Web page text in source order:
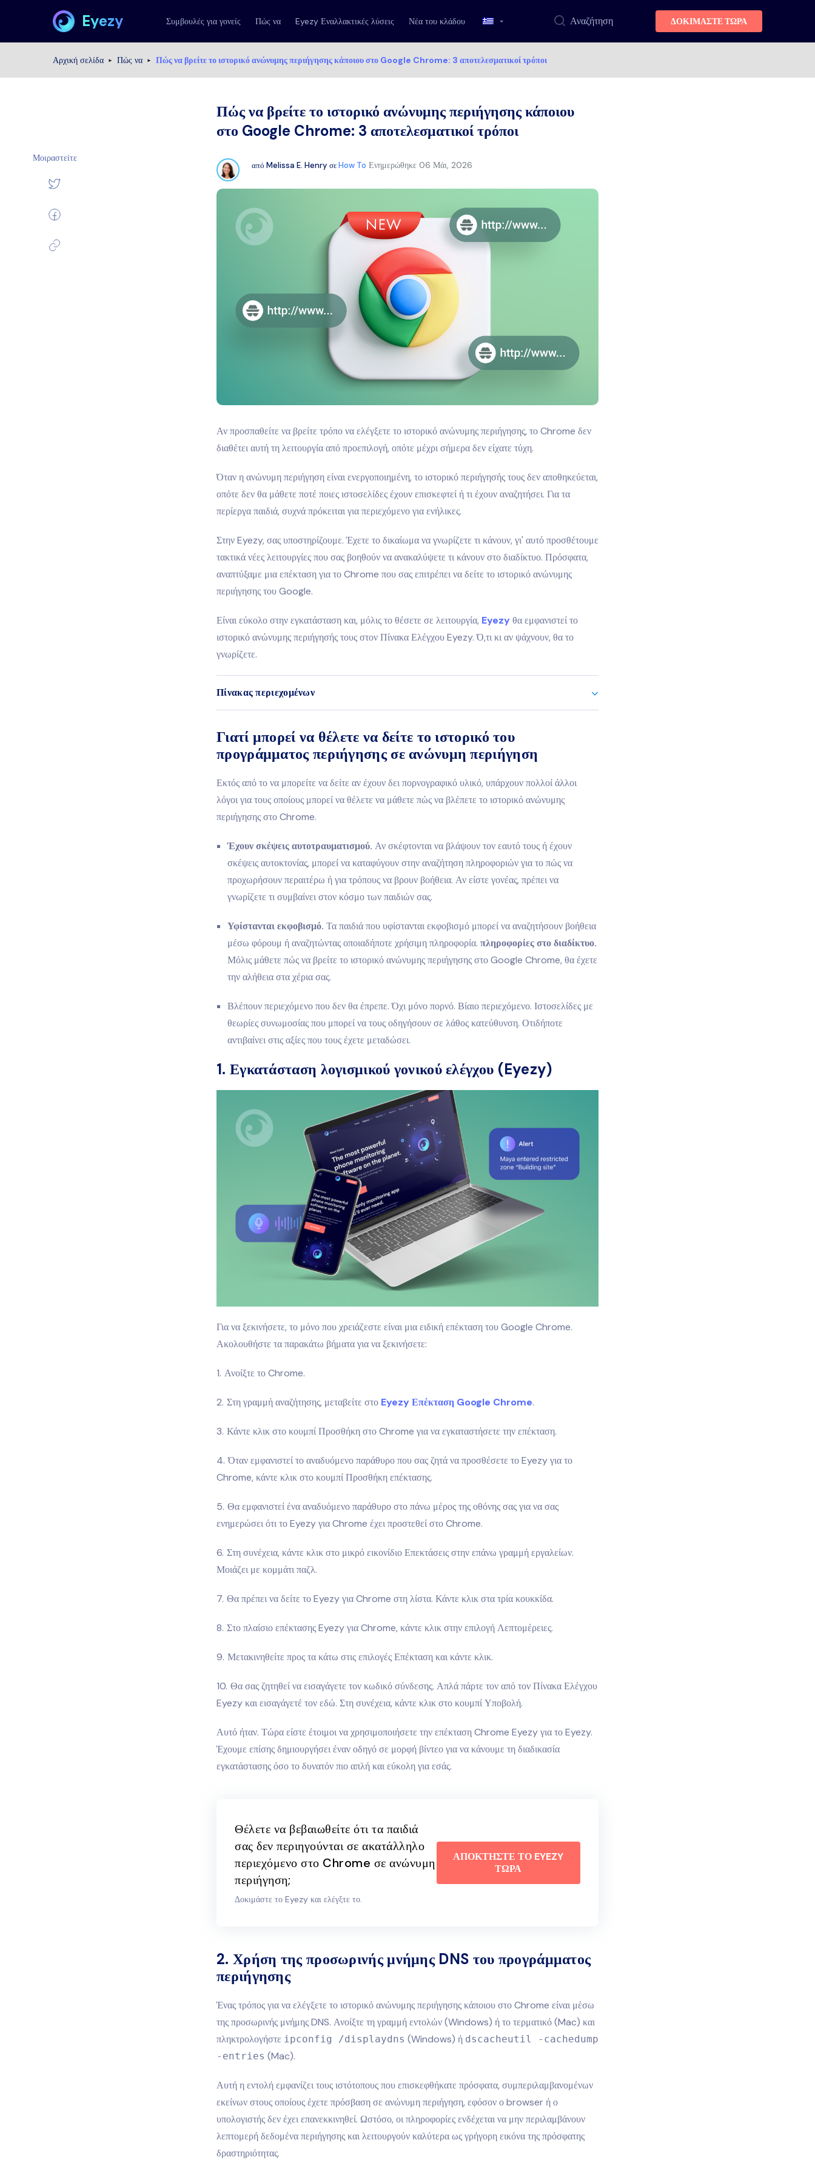
Eyezy Συμβουλές για γονείς Πώς να Eyezy Εναλλακτικές λύσεις Νέα του κλάδου Αναζήτηση ΔΟΚΙΜΑΣΤΕ ΤΩΡΑ
Αρχική σελίδα Πώς να Πώς να βρείτε το ιστορικό ανώνυμης περιήγησης κάποιου στο Google Chrome: 3 αποτελεσματικοί τρόποι
Πώς να βρείτε το ιστορικό ανώνυμης περιήγησης κάποιου
στο Google Chrome: 3 αποτελεσματικοί τρόποι
από Melissa E. Henry σεHow To Ενημερώθηκε 06 Μάι, 2026
Αν προσπαθείτε να βρείτε τρόπο να ελέγξετε το ιστορικό ανώνυμης περιήγησης, το Chrome δεν
διαθέτει αυτή τη λειτουργία από προεπιλογή, οπότε μέχρι σήμερα δεν είχατε τύχη.
Όταν η ανώνυμη περιήγηση είναι ενεργοποιημένη, το ιστορικό περιήγησής τους δεν αποθηκεύεται,
οπότε δεν θα μάθετε ποτέ ποιες ιστοσελίδες έχουν επισκεφτεί ή τι έχουν αναζητήσει. Για τα
περίεργα παιδιά, συχνά πρόκειται για περιεχόμενο για ενήλικες.
Στην Eyezy, σας υποστηρίζουμε. Έχετε το δικαίωμα να γνωρίζετε τι κάνουν, γι' αυτό προσθέτουμε
τακτικά νέες λειτουργίες που σας βοηθούν να ανακαλύψετε τι κάνουν στο διαδίκτυο. Πρόσφατα,
αναπτύξαμε μια επέκταση για το Chrome που σας επιτρέπει να δείτε το ιστορικό ανώνυμης
περιήγησης του Google.
Είναι εύκολο στην εγκατάσταση και, μόλις το θέσετε σε λειτουργία, Eyezy θα εμφανιστεί το
ιστορικό ανώνυμης περιήγησής τους στον Πίνακα Ελέγχου Eyezy. Ό,τι κι αν ψάχνουν, θα το
γνωρίζετε.
Πίνακας περιεχομένων
Γιατί μπορεί να θέλετε να δείτε το ιστορικό του
προγράμματος περιήγησης σε ανώνυμη περιήγηση
Εκτός από το να μπορείτε να δείτε αν έχουν δει πορνογραφικό υλικό, υπάρχουν πολλοί άλλοι
λόγοι για τους οποίους μπορεί να θέλετε να μάθετε πώς να βλέπετε το ιστορικό ανώνυμης
περιήγησης στο Chrome.
Έχουν σκέψεις αυτοτραυματισμού. Αν σκέφτονται να βλάψουν τον εαυτό τους ή έχουν
σκέψεις αυτοκτονίας, μπορεί να καταφύγουν στην αναζήτηση πληροφοριών για το πώς να
προχωρήσουν περαιτέρω ή για τρόπους να βρουν βοήθεια. Αν είστε γονέας, πρέπει να
γνωρίζετε τι συμβαίνει στον κόσμο των παιδιών σας.
Υφίστανται εκφοβισμό. Τα παιδιά που υφίστανται εκφοβισμό μπορεί να αναζητήσουν βοήθεια
μέσω φόρουμ ή αναζητώντας οποιαδήποτε χρήσιμη πληροφορία. πληροφορίες στο διαδίκτυο.
Μόλις μάθετε πώς να βρείτε το ιστορικό ανώνυμης περιήγησης στο Google Chrome, θα έχετε
την αλήθεια στα χέρια σας.
Βλέπουν περιεχόμενο που δεν θα έπρεπε. Όχι μόνο πορνό. Βίαιο περιεχόμενο. Ιστοσελίδες με
θεωρίες συνωμοσίας που μπορεί να τους οδηγήσουν σε λάθος κατεύθυνση. Οτιδήποτε
αντιβαίνει στις αξίες που τους έχετε μεταδώσει.
1. Εγκατάσταση λογισμικού γονικού ελέγχου (Eyezy)
Για να ξεκινήσετε, το μόνο που χρειάζεστε είναι μια ειδική επέκταση του Google Chrome.
Ακολουθήστε τα παρακάτω βήματα για να ξεκινήσετε:
Ανοίξτε το Chrome.
Στη γραμμή αναζήτησης, μεταβείτε στο Eyezy Επέκταση Google Chrome.
Κάντε κλικ στο κουμπί Προσθήκη στο Chrome για να εγκαταστήσετε την επέκταση.
Όταν εμφανιστεί το αναδυόμενο παράθυρο που σας ζητά να προσθέσετε το Eyezy για το
Chrome, κάντε κλικ στο κουμπί Προσθήκη επέκτασης.
Θα εμφανιστεί ένα αναδυόμενο παράθυρο στο πάνω μέρος της οθόνης σας για να σας
ενημερώσει ότι το Eyezy για Chrome έχει προστεθεί στο Chrome.
Στη συνέχεια, κάντε κλικ στο μικρό εικονίδιο Επεκτάσεις στην επάνω γραμμή εργαλείων.
Μοιάζει με κομμάτι παζλ.
Θα πρέπει να δείτε το Eyezy για Chrome στη λίστα. Κάντε κλικ στα τρία κουκκίδα.
Στο πλαίσιο επέκτασης Eyezy για Chrome, κάντε κλικ στην επιλογή Λεπτομέρειες.
Μετακινηθείτε προς τα κάτω στις επιλογές Επέκταση και κάντε κλικ.
Θα σας ζητηθεί να εισαγάγετε τον κωδικό σύνδεσης. Απλά πάρτε τον από τον Πίνακα Ελέγχου
Eyezy και εισαγάγετέ τον εδώ. Στη συνέχεια, κάντε κλικ στο κουμπί Υποβολή.
Αυτό ήταν. Τώρα είστε έτοιμοι να χρησιμοποιήσετε την επέκταση Chrome Eyezy για το Eyezy.
Έχουμε επίσης δημιουργήσει έναν οδηγό σε μορφή βίντεο για να κάνουμε τη διαδικασία
εγκατάστασης όσο το δυνατόν πιο απλή και εύκολη για εσάς.
Θέλετε να βεβαιωθείτε ότι τα παιδιά
σας δεν περιηγούνται σε ακατάλληλο
περιεχόμενο στο Chrome σε ανώνυμη
περιήγηση;
Δοκιμάστε το Eyezy και ελέγξτε το.
ΑΠΟΚΤΗΣΤΕ ΤΟ EYEZY
ΤΩΡΑ
2. Χρήση της προσωρινής μνήμης DNS του προγράμματος
περιήγησης
Ένας τρόπος για να ελέγξετε το ιστορικό ανώνυμης περιήγησης κάποιου στο Chrome είναι μέσω
της προσωρινής μνήμης DNS. Ανοίξτε τη γραμμή εντολών (Windows) ή το τερματικό (Mac) και
πληκτρολογήστε ipconfig /displaydns (Windows) ή dscacheutil -cachedump
-entries (Mac).
Αυτή η εντολή εμφανίζει τους ιστότοπους που επισκεφθήκατε πρόσφατα, συμπεριλαμβανομένων
εκείνων στους οποίους έχετε πρόσβαση σε ανώνυμη περιήγηση, εφόσον ο browser ή ο
υπολογιστής δεν έχει επανεκκινηθεί. Ωστόσο, οι πληροφορίες ενδέχεται να μην περιλαμβάνουν
λεπτομερή δεδομένα περιήγησης και λειτουργούν καλύτερα ως γρήγορη εικόνα της πρόσφατης
δραστηριότητας.
Μοιραστείτε